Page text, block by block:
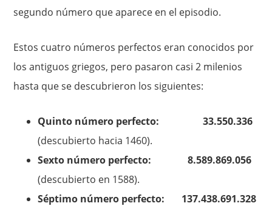
segundo número que aparece en el episodio.
Estos cuatro números perfectos eran conocidos por
los antiguos griegos, pero pasaron casi 2 milenios
hasta que se descubrieron los siguientes:
Quinto número perfecto: 33.550.336
(descubierto hacia 1460).
Sexto número perfecto: 8.589.869.056
(descubierto en 1588).
Séptimo número perfecto: 137.438.691.328